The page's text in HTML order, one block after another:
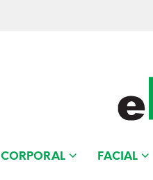
CORPORAL FACIAL